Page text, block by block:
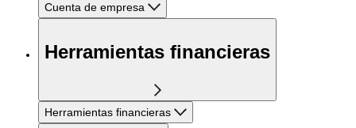
Cuenta de empresa
Herramientas financieras
Herramientas financieras